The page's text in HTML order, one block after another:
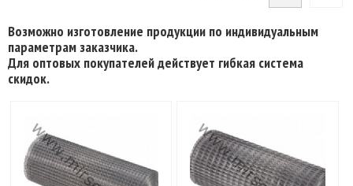
Возможно изготовление продукции по индивидуальным
параметрам заказчика.
Для оптовых покупателей действует гибкая система
скидок.